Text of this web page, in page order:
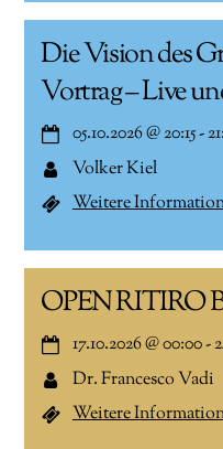
Die Vision des
Vortrag – Live
05.10.2026@20:15-
Volker Kiel
Weitere
OPEN RITIRO
17.10.2026@00:00-
Dr. Francesco Vadi
Weitere